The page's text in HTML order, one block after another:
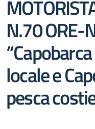
N.70 ORE-
locale e
pesca